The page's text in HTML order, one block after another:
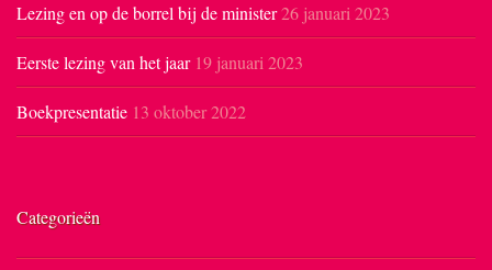
Lezing en op de borrel bij de minister26 januari 2023
Eerste lezing van het jaar 19 januari 2023
Boekpresentatie 13 oktober 2022
Categorieën